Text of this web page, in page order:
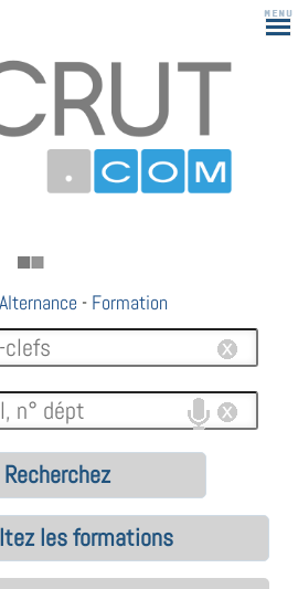
Alternance - Formation
Recherchez
les formations